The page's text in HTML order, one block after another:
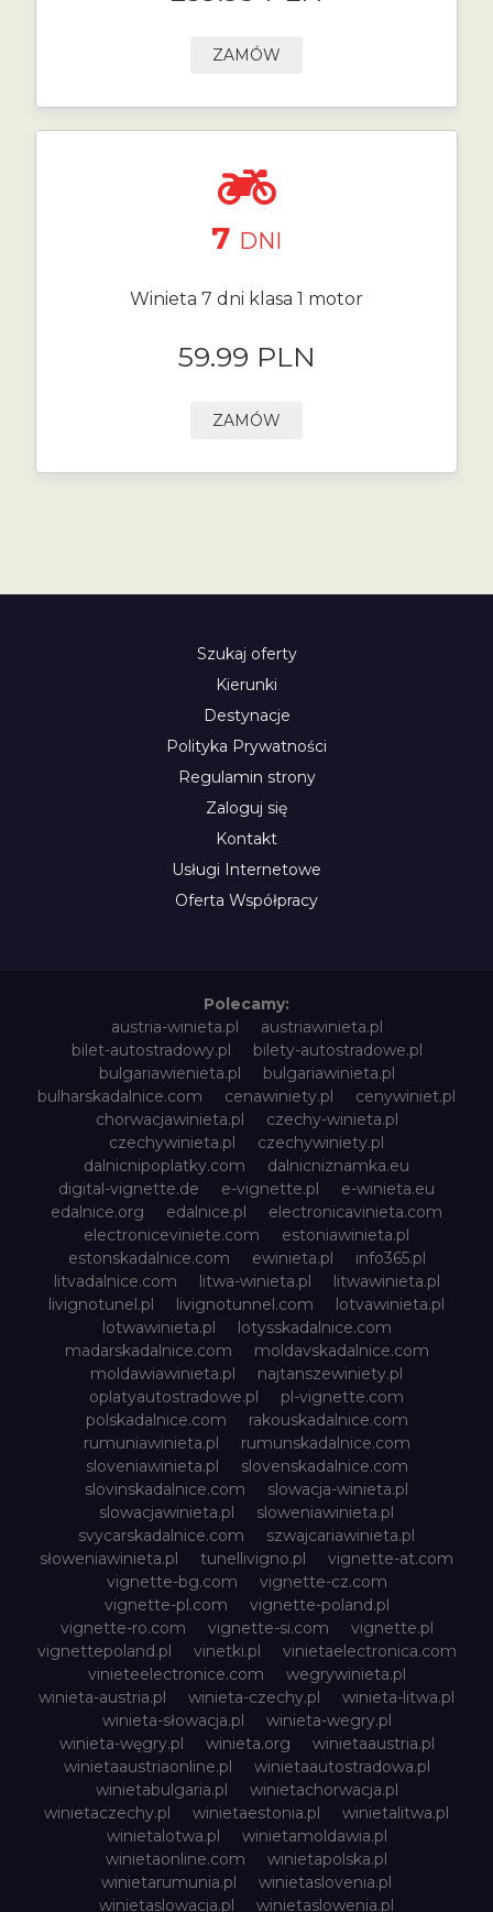
ZAMÓW
7 DNI
Winieta 7 dni klasa 1 motor
59.99 PLN
ZAMÓW
Szukaj oferty
Kierunki
Destynacje
Polityka Prywatności
Regulamin strony
Zaloguj się
Kontakt
Usługi Internetowe
Oferta Współpracy
Polecamy:
austria-winieta.pl
austriawinieta.pl
bilet-autostradowy.pl
bilety-autostradowe.pl
bulgariawienieta.pl
bulgariawinieta.pl
bulharskadalnice.com
cenawiniety.pl
cenywiniet.pl
chorwacjawinieta.pl
czechy-winieta.pl
czechywinieta.pl
czechywiniety.pl
dalnicnipoplatky.com
dalnicniznamka.eu
digital-vignette.de
e-vignette.pl
e-winieta.eu
edalnice.org
edalnice.pl
electronicavinieta.com
electroniceviniete.com
estoniawinieta.pl
estonskadalnice.com
ewinieta.pl
info365.pl
litvadalnice.com
litwa-winieta.pl
litwawinieta.pl
livignotunel.pl
livignotunnel.com
lotvawinieta.pl
lotwawinieta.pl
lotysskadalnice.com
madarskadalnice.com
moldavskadalnice.com
moldawiawinieta.pl
najtanszewiniety.pl
oplatyautostradowe.pl
pl-vignette.com
polskadalnice.com
rakouskadalnice.com
rumuniawinieta.pl
rumunskadalnice.com
sloveniawinieta.pl
slovenskadalnice.com
slovinskadalnice.com
slowacja-winieta.pl
slowacjawinieta.pl
sloweniawinieta.pl
svycarskadalnice.com
szwajcariawinieta.pl
słoweniawinieta.pl
tunellivigno.pl
vignette-at.com
vignette-bg.com
vignette-cz.com
vignette-pl.com
vignette-poland.pl
vignette-ro.com
vignette-si.com
vignette.pl
vignettepoland.pl
vinetki.pl
vinietaelectronica.com
vinieteelectronice.com
wegrywinieta.pl
winieta-austria.pl
winieta-czechy.pl
winieta-litwa.pl
winieta-słowacja.pl
winieta-wegry.pl
winieta-węgry.pl
winieta.org
winietaaustria.pl
winietaaustriaonline.pl
winietaautostradowa.pl
winietabulgaria.pl
winietachorwacja.pl
winietaczechy.pl
winietaestonia.pl
winietalitwa.pl
winietalotwa.pl
winietamoldawia.pl
winietaonline.com
winietapolska.pl
winietarumunia.pl
winietaslovenia.pl
winietaslowacja.pl
winietaslowenia.pl